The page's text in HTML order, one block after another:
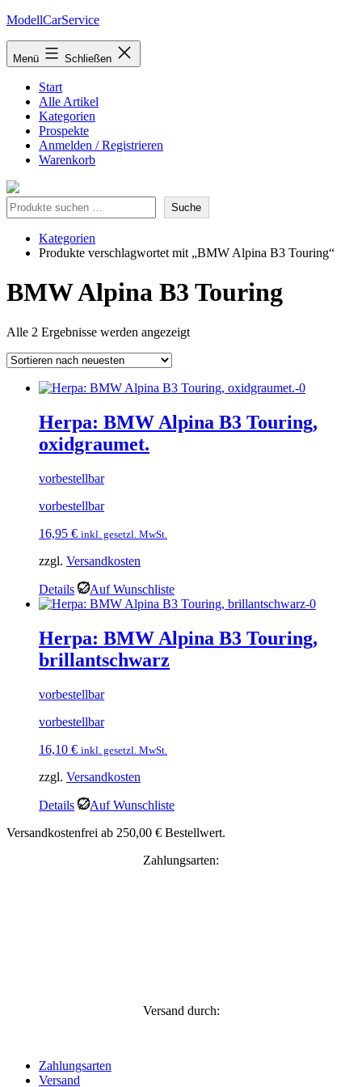
Zum
springen
ModellCarService
Menü Schließen
Start
Alle Artikel
Kategorien
Prospekte
Anmelden / Registrieren
Warenkorb
Suche Suche
Kategorien
Produkte verschlagwortet mit „BMW Alpina B3 Touring“
BMW Alpina B3 Touring
Alle 2 Ergebnisse werden angezeigtNach
Herpa: BMW Alpina B3 Touring,
oxidgraumet.
vorbestellbar
vorbestellbar
16,95 € inkl. gesetzl. MwSt.
zzgl. Versandkosten
Details Auf Wunschliste
Herpa: BMW Alpina B3 Touring,
brillantschwarz
vorbestellbar
vorbestellbar
16,10 € inkl. gesetzl. MwSt.
zzgl. Versandkosten
Details
Auf Wunschliste
Versandkostenfrei ab 250,00 € Bestellwert.
Zahlungsarten:
Versand durch:
Zahlungsarten
Versand